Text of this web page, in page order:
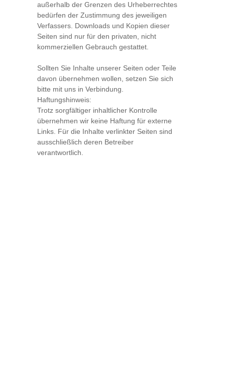
außerhalb der Grenzen des Urheberrechtes
bedürfen der Zustimmung des jeweiligen
Verfassers. Downloads und Kopien dieser
Seiten sind nur für den privaten, nicht
kommerziellen Gebrauch gestattet.
Sollten Sie Inhalte unserer Seiten oder Teile
davon übernehmen wollen, setzen Sie sich
bitte mit uns in Verbindung.
Haftungshinweis:
Trotz sorgfältiger inhaltlicher Kontrolle
übernehmen wir keine Haftung für externe
Links. Für die Inhalte verlinkter Seiten sind
ausschließlich deren Betreiber
verantwortlich.